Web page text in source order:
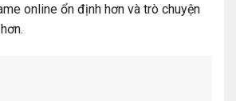
online ổn định hơn và trò chuyện